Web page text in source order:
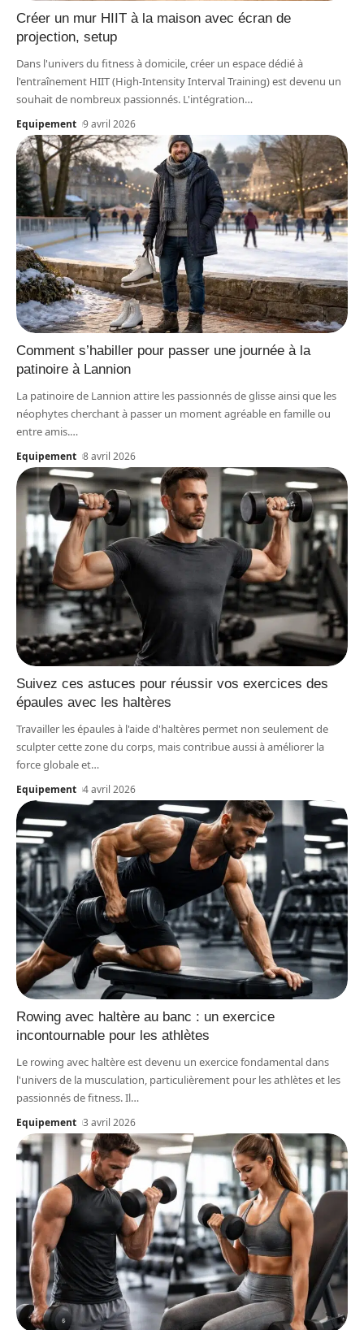
Créer un mur HIIT à la maison avec écran de
projection, setup
Dans l'univers du fitness à domicile, créer un espace dédié à
l'entraînement HIIT (High-Intensity Interval Training) est devenu un
souhait de nombreux passionnés. L'intégration…
Equipement 9 avril 2026
Comment s’habiller pour passer une journée à la
patinoire à Lannion
La patinoire de Lannion attire les passionnés de glisse ainsi que les
néophytes cherchant à passer un moment agréable en famille ou
entre amis.…
Equipement 8 avril 2026
Suivez ces astuces pour réussir vos exercices des
épaules avec les haltères
Travailler les épaules à l'aide d'haltères permet non seulement de
sculpter cette zone du corps, mais contribue aussi à améliorer la
force globale et…
Equipement 4 avril 2026
Rowing avec haltère au banc : un exercice
incontournable pour les athlètes
Le rowing avec haltère est devenu un exercice fondamental dans
l'univers de la musculation, particulièrement pour les athlètes et les
passionnés de fitness. Il…
Equipement 3 avril 2026